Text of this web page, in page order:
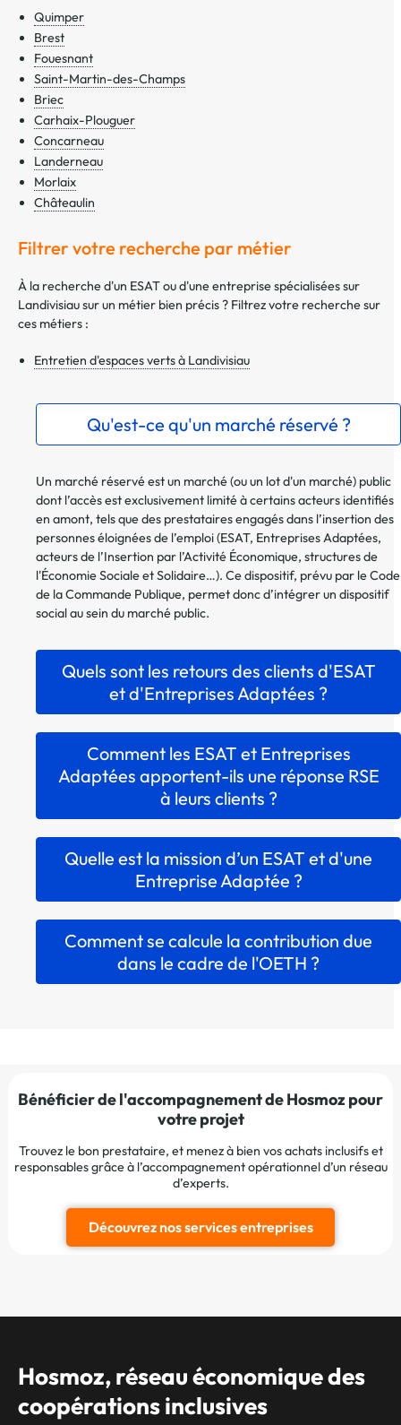
Quimper
Brest
Fouesnant
Saint-Martin-des-Champs
Briec
Carhaix-Plouguer
Concarneau
Landerneau
Morlaix
Châteaulin
Filtrer votre recherche par métier
À la recherche d'un ESAT ou d'une entreprise spécialisées sur
Landivisiau sur un métier bien précis ? Filtrez votre recherche sur
ces métiers :
Entretien d'espaces verts à Landivisiau
Qu'est-ce qu'un marché réservé ?
Un marché réservé est un marché (ou un lot d'un marché) public
dont l’accès est exclusivement limité à certains acteurs identifiés
en amont, tels que des prestataires engagés dans l’insertion des
personnes éloignées de l’emploi (ESAT, Entreprises Adaptées,
acteurs de l’Insertion par l’Activité Économique, structures de
l'Économie Sociale et Solidaire…). Ce dispositif, prévu par le Code
de la Commande Publique, permet donc d’intégrer un dispositif
social au sein du marché public.
Quels sont les retours des clients d'ESAT
et d'Entreprises Adaptées ?
Comment les ESAT et Entreprises
Adaptées apportent-ils une réponse RSE
à leurs clients ?
Quelle est la mission d’un ESAT et d'une
Entreprise Adaptée ?
Comment se calcule la contribution due
dans le cadre de l'OETH ?
Bénéficier de l'accompagnement de Hosmoz pour
votre projet
Trouvez le bon prestataire, et menez à bien vos achats inclusifs et
responsables grâce à l’accompagnement opérationnel d’un réseau
d’experts.
Découvrez nos services entreprises
Hosmoz, réseau économique des
coopérations inclusives